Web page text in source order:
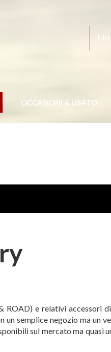
OCCASIONI & USATO
e relativi accessori
semplice negozio ma un
sul mercato ma quasi